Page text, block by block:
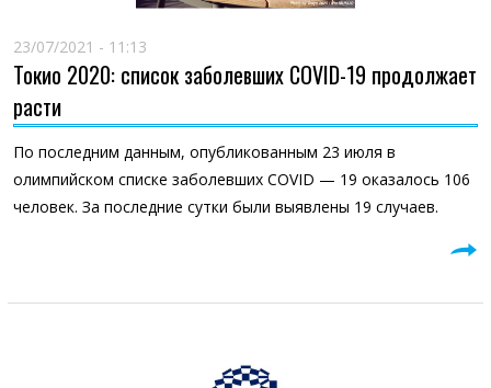
23/07/2021 - 11:13
Токио 2020: список заболевших COVID-19 продолжает
расти
По последним данным, опубликованным 23 июля в
олимпийском списке заболевших COVID — 19 оказалось 106
человек. За последние сутки были выявлены 19 случаев.